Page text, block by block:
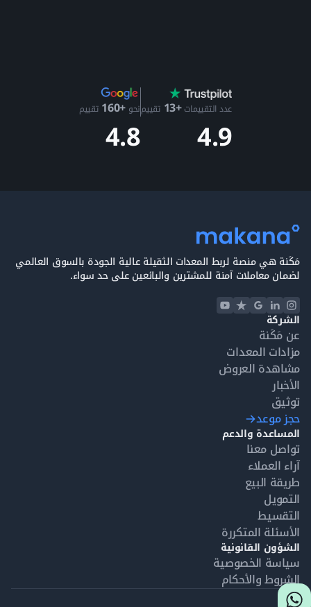
عدد التقييمات+13 تقييم
4.9
نحو +160 تقييم
4.8
مَكَنة هي منصة لربط المعدات الثقيلة عالية الجودة بالسوق العالمي
لضمان معاملات آمنة للمشترين والبائعين على حد سواء.
الشركة
عن مَكَنة
مزادات المعدات
مشاهدة العروض
الأخبار
توثيق
حجز موعد
المساعدة والدعم
تواصل معنا
آراء العملاء
طريقة البيع
التمويل
التقسيط
الأسئلة المتكررة
الشؤون القانونية
سياسة الخصوصية
الشروط والأحكام